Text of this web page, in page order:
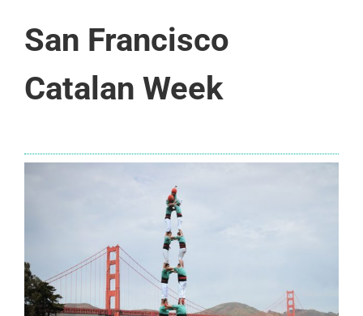
San Francisco
Catalan Week